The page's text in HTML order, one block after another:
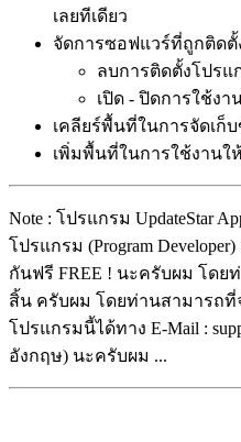
เลยทีเดียว
จัดการซอฟแวร์ที่ถูกติดตั้
ลบการติดตั้งโปรแ
เปิด - ปิดการใช้งา
เคลียร์พื้นที่ในการจัดเก็บ
เพิ่มพื้นที่ในการใช้งานใ
Note : โปรแกรม UpdateStar
โปรแกรม (Program
กันฟรี FREE ! นะครับผม โดย
สิ้น ครับผม โดยท่านสามารถ
โปรแกรมนี้ได้ทาง E-Mail :
อังกฤษ) นะครับผม ...